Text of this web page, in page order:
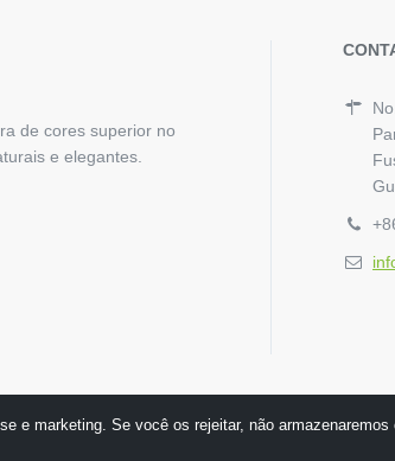
de cores superior no
e elegantes.
e marketing. Se você os rejeitar, não